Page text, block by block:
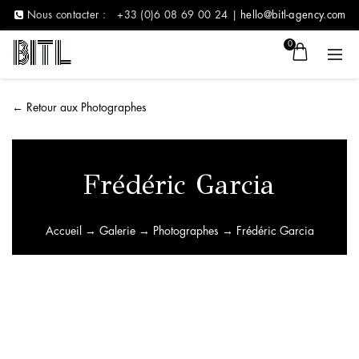
Nous contacter : +33 (0)6 08 69 00 24 | hello@bitl-agency.com
0
← Retour aux Photographes
Frédéric Garcia
Accueil → Galerie→ Photographes → Frédéric Garcia